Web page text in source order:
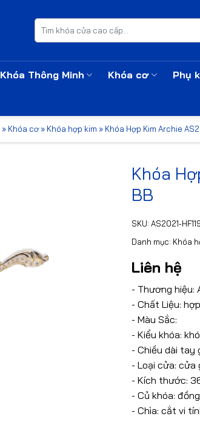
Tìm
kiếm:
Khóa Thông Minh Khóa cơ Phụ
» Khóa cơ» Khóa hợp kim » Khóa Hợp Kim Archie
Khóa
BB
SKU: AS2021-
Danh mục: Khóa
Liên hệ
- Thương hiệu:
- Chất Liệu:
- Màu Sắc:
- Kiểu khóa:
- Chiều dài tay
- Loại cửa: cửa
- Kích thước:
- Củ khóa:
- Chìa: cắt vi